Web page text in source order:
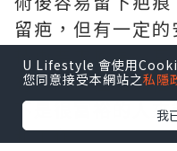
留疤，但有一定
技術要求極高。
有風險，但是療
不是很富裕的人
和工作。
U Lifestyle 會使用
您同意接受本網站之私隱
我